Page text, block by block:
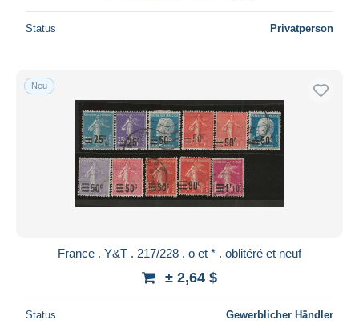
Status Privatperson
Neu
France . Y&T . 217/228 . o et * . oblitéré et neuf
± 2,64 $
Status Gewerblicher Händler